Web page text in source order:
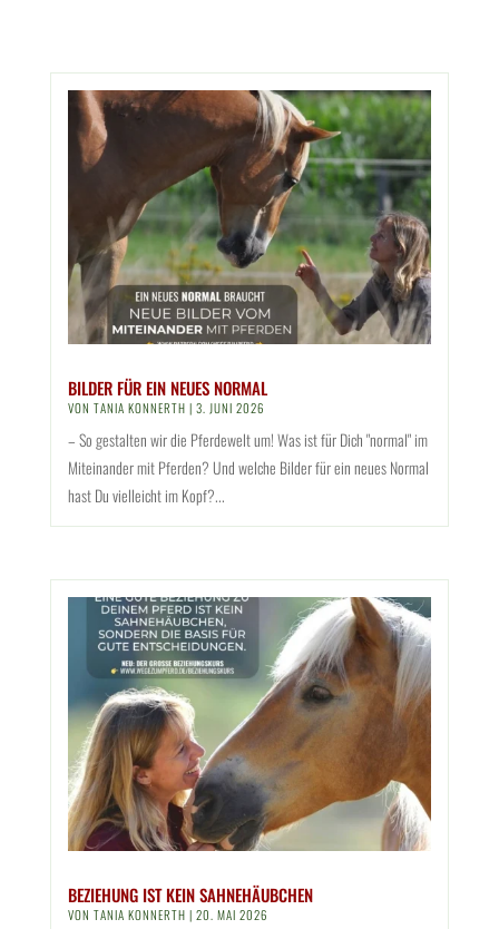
BILDER FÜR EIN NEUES NORMAL
VON TANIA KONNERTH | 3. JUNI 2026
– So gestalten wir die Pferdewelt um! Was ist für Dich "normal" im
Miteinander mit Pferden? Und welche Bilder für ein neues Normal
hast Du vielleicht im Kopf?...
BEZIEHUNG IST KEIN SAHNEHÄUBCHEN
VON TANIA KONNERTH | 20. MAI 2026